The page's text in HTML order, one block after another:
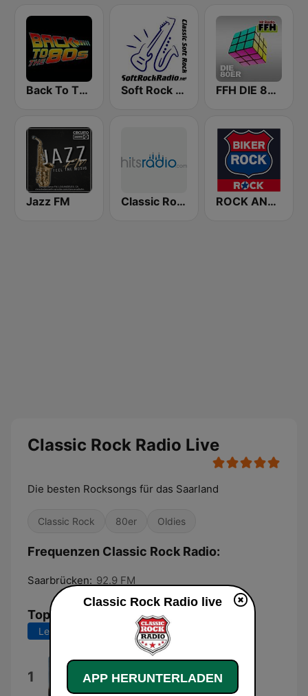
Back To The 80's Radio Soft Rock Radio FFH DIE 80ER
Jazz FM Classic Rock - Hits Radio ROCK ANTENNE Biker Rock
Classic Rock Radio Live
Die besten Rocksongs für das Saarland
Classic Rock 80er Oldies
Frequenzen Classic Rock Radio:
Saarbrücken: 92.9 FM
Top-Songs
Letzte 7 Tage Letzte 30 Tage
1 Amorphis
Classic Rock Radio live
APP HERUNTERLADEN